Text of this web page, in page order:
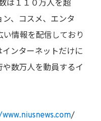
は１１０万人を超
、コスメ、エンタ
情報を配信しており
ンターネットだけに
数万人を動員するイ
/